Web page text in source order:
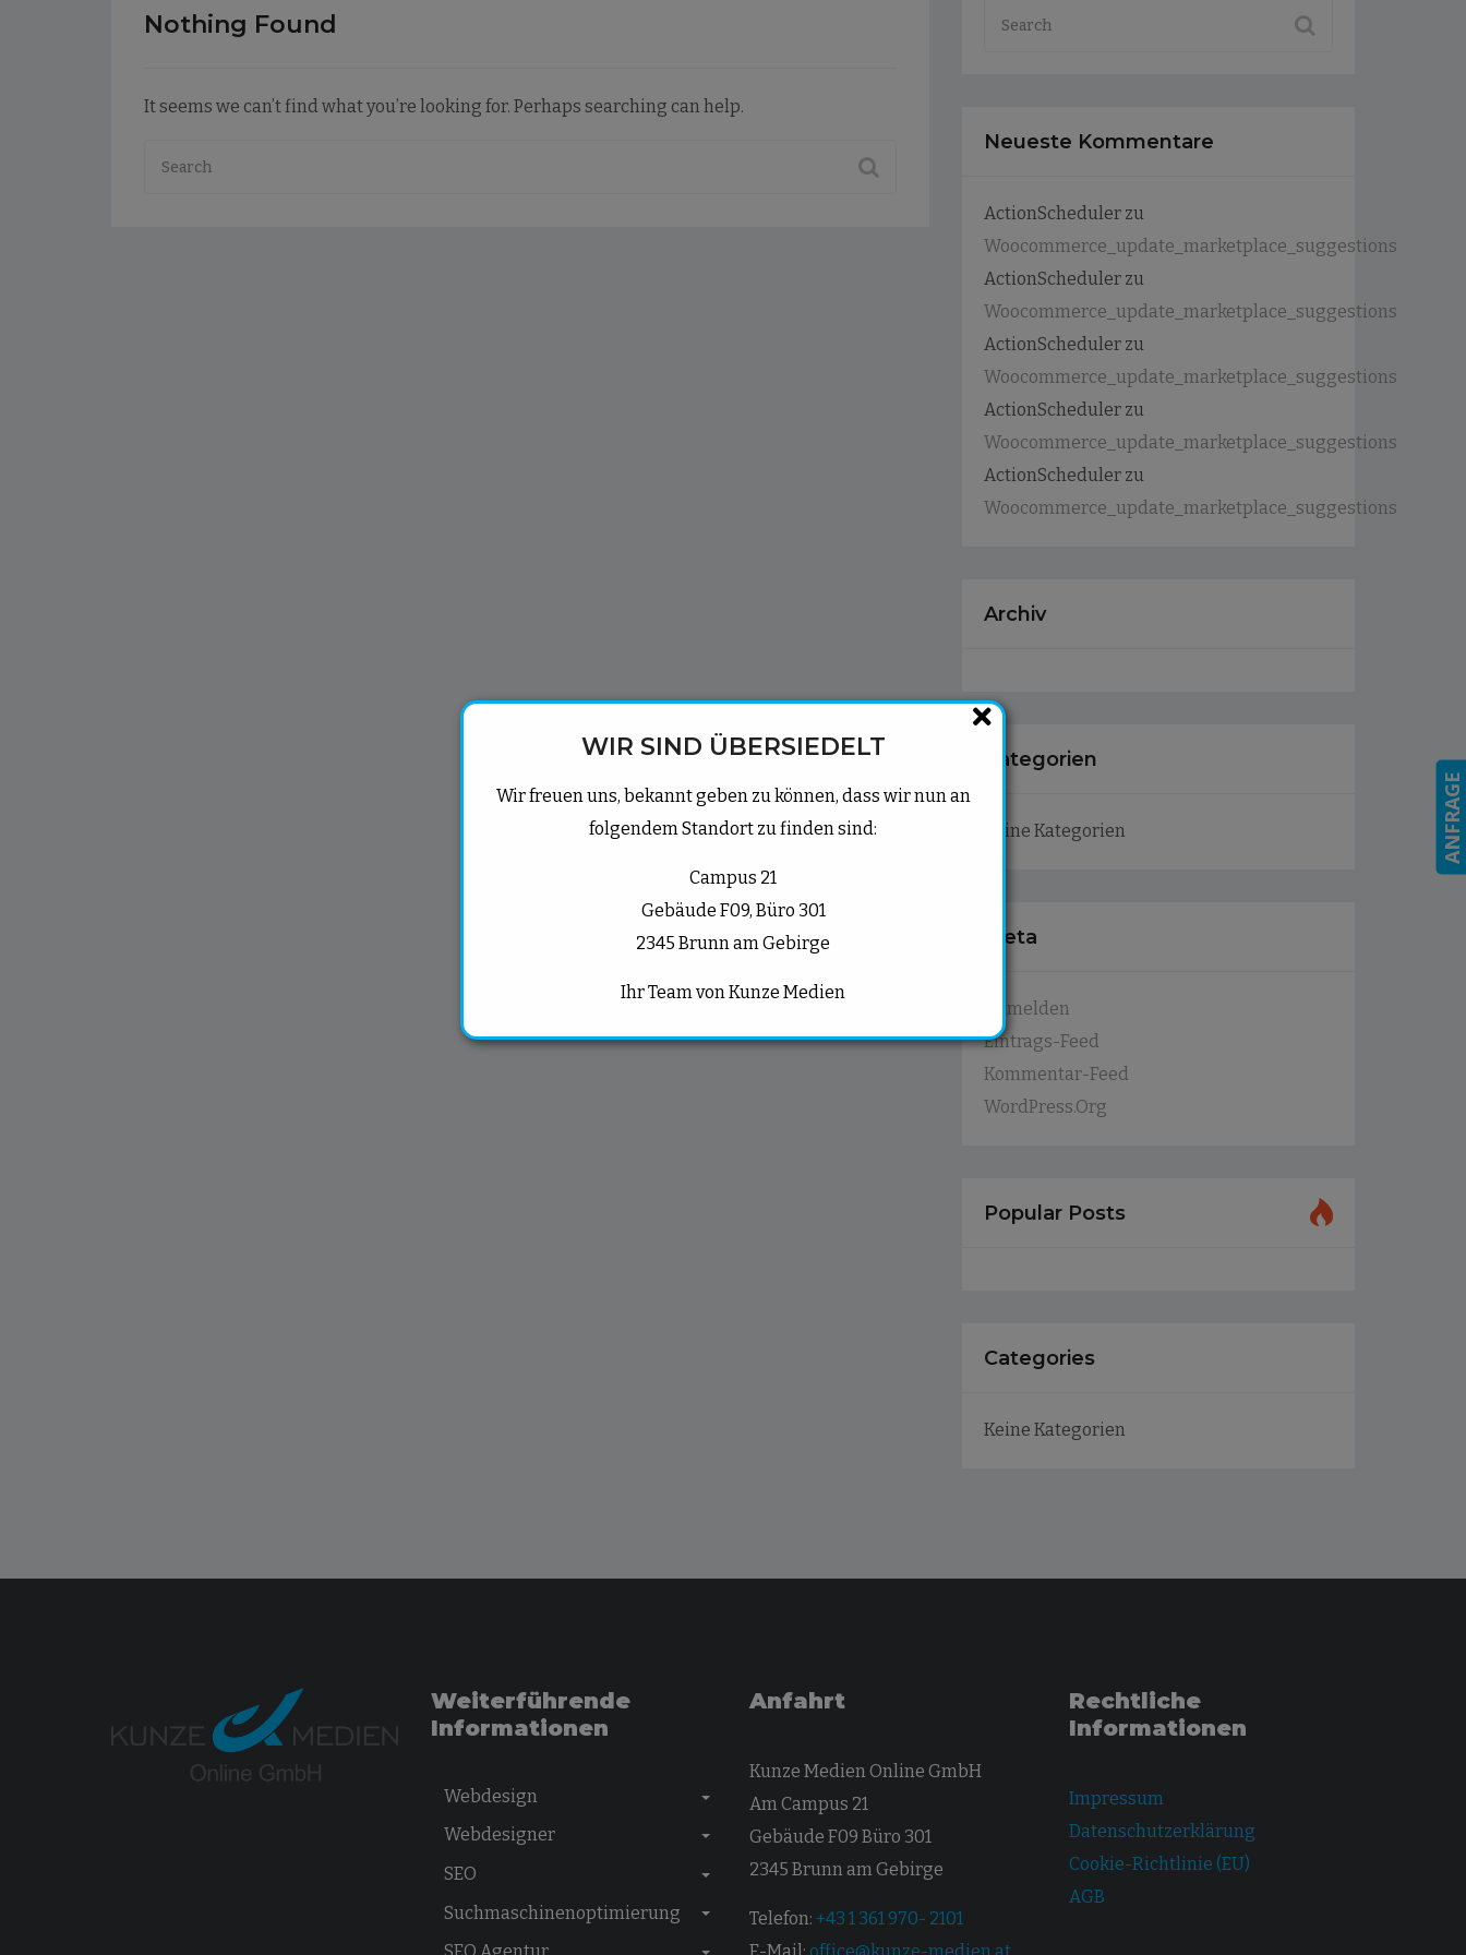
Nothing Found
It seems we can’t find what you’re looking for. Perhaps searching can help.
Neueste Kommentare
ActionScheduler zu
Woocommerce_update_marketplace_suggestions
ActionScheduler zu
Woocommerce_update_marketplace_suggestions
ActionScheduler zu
Woocommerce_update_marketplace_suggestions
ActionScheduler zu
Woocommerce_update_marketplace_suggestions
ActionScheduler zu
Woocommerce_update_marketplace_suggestions
Archiv
Kategorien
Keine Kategorien
Meta
Anmelden
Eintrags-Feed
Kommentar-Feed
WordPress.org
Popular Posts
Categories
Keine Kategorien
Weiterführende
Informationen
Webdesign
Webdesigner
SEO
Suchmaschinenoptimierung
Anfahrt
Kunze Medien Online GmbH
Am Campus 21
Gebäude F09 Büro 301
2345 Brunn am Gebirge
Telefon: +43 1 361 970- 2101
Rechtliche
Informationen
Impressum
Datenschutzerklärung
Cookie-Richtlinie (EU)
AGB
ANFRAGE
WIR SIND ÜBERSIEDELT
Wir freuen uns, bekannt geben zu können, dass wir nun an
folgendem Standort zu finden sind:
Campus 21
Gebäude F09, Büro 301
2345 Brunn am Gebirge
Ihr Team von Kunze Medien